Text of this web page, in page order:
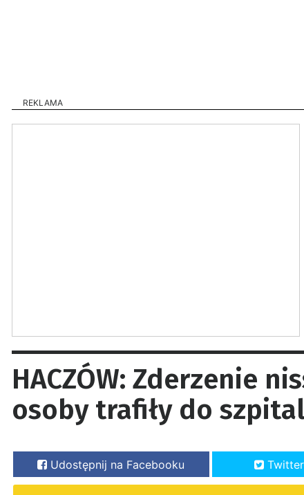
REKLAMA
HACZÓW: Zderzenie
osoby trafiły do
Udostępnij na Facebooku